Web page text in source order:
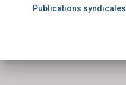
Publications syndicales